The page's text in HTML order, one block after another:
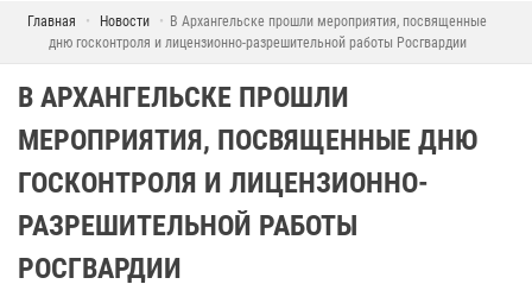
Главная Новости
В Архангельске прошли мероприятия, посвященные
дню госконтроля и лицензионно-разрешительной работы Росгвардии
В АРХАНГЕЛЬСКЕ ПРОШЛИ
МЕРОПРИЯТИЯ, ПОСВЯЩЕННЫЕ ДНЮ
ГОСКОНТРОЛЯ И ЛИЦЕНЗИОННО-
РАЗРЕШИТЕЛЬНОЙ РАБОТЫ
РОСГВАРДИИ